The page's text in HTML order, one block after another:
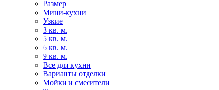
Размер
Мини-кухни
Узкие
3 кв. м.
5 кв. м.
6 кв. м.
9 кв. м.
Все для кухни
Варианты отделки
Мойки и смесители